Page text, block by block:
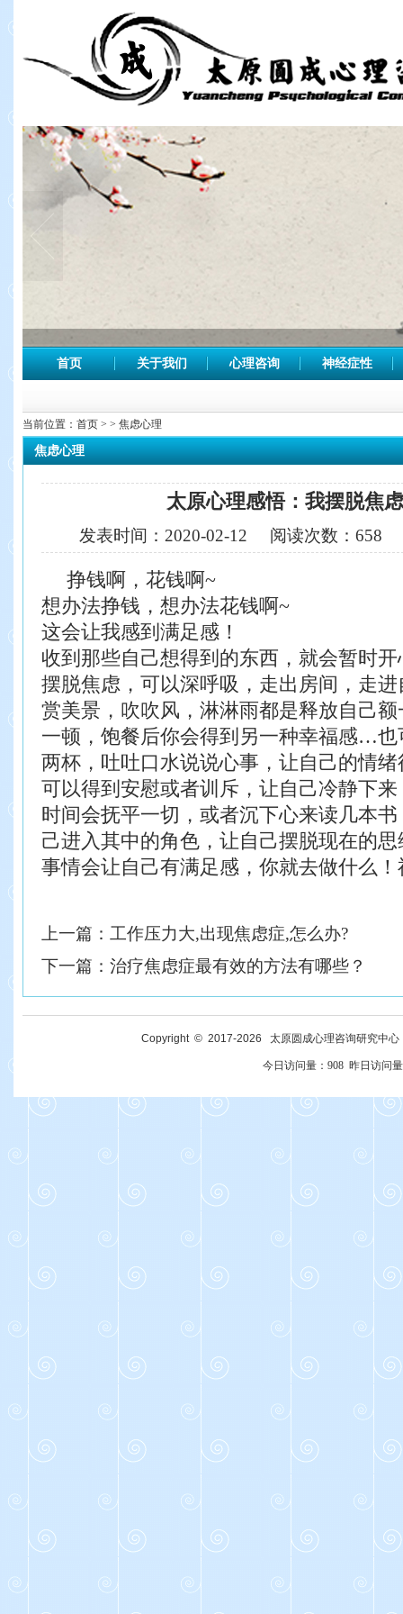
首页 关于我们 心理咨询 神经症性
当前位置： 首页 > > 焦虑心理
焦虑心理
太原心理感悟：我摆脱焦
发表时间： 2020-02-12 阅读次数： 658
挣钱啊，花钱啊~
想办法挣钱，想办法花钱啊~
这会让我感到满足感！
收到那些自己想得到的东西，就会暂时
摆脱焦虑，可以深呼吸，走出房间，走
赏美景，吹吹风，淋淋雨都是释放自己
一顿，饱餐后你会得到另一种幸福感…
两杯，吐吐口水说说心事，让自己的情
可以得到安慰或者训斥，让自己冷静下
时间会抚平一切，或者沉下心来读几本
己进入其中的角色，让自己摆脱现在的
事情会让自己有满足感，你就去做什么
上一篇： 工作压力大,出现焦虑症,怎么办?
下一篇： 治疗焦虑症最有效的方法有哪些？
Copyright © 2017-2026 太原圆成心理咨询研究中
今日访问量： 908 昨日访问